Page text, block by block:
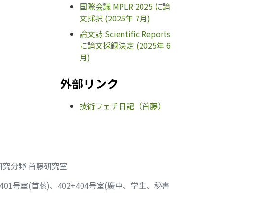
国際会議 MPLR 2025 に論
文採択 (2025年 7月)
論文誌 Scientific Reports
に論文採録決定 (2025年 6
月)
外部リンク
技術フェチ日記（首藤）
分野 首藤研究室
号室(首藤)、402+404号室(廣中、学生、秘書